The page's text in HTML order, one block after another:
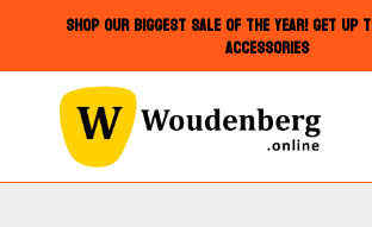
SHOP OUR BIGGEST SALE OF THE YEAR! GET
ACCESSORIES